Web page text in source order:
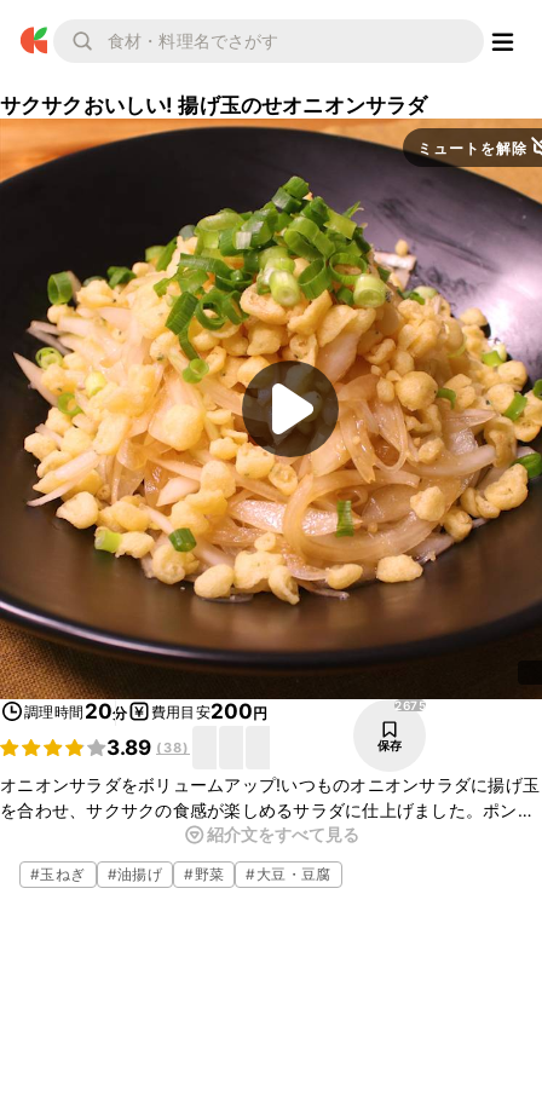
サクサクおいしい! 揚げ玉のせオニオンサラダ
ミュートを解除
調理時間 20分 費用目安200円
3.89 ( 38)
2675
保存
オニオンサラダをボリュームアップ!いつものオニオンサラダに揚げ玉
を合わせ、サクサクの食感が楽しめるサラダに仕上げました。ポン酢
に少量の砂糖をいれることでコクが出ておいしくなりますよ。辛い物
がお好きな方は、七味唐辛子などをトッピングするのもおすすめで
す。
紹介文をすべて見る
#玉ねぎ #油揚げ #野菜 #大豆・豆腐